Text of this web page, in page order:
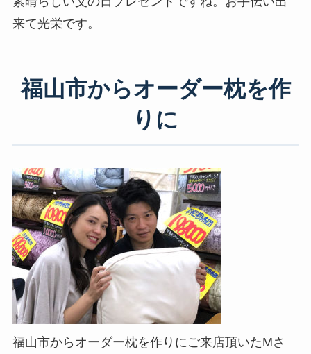
来て光栄です。
福山市からオーダー枕を作
りに
福山市からオーダー枕を作りにご来店頂いたMさ